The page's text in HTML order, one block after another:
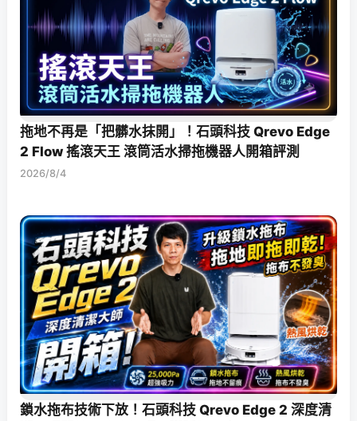
拖地不再是「把髒水抹開」！石頭科技 Qrevo Edge
2 Flow 搖滾天王 滾筒活水掃拖機器人開箱評測
2026/8/4
鎖水拖布技術下放！石頭科技 Qrevo Edge 2 深度清